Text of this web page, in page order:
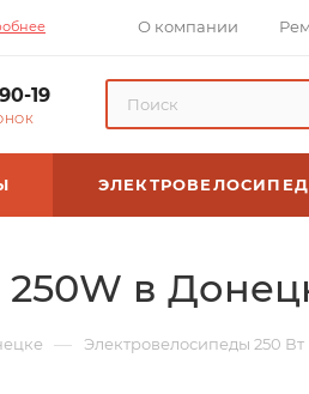
О компании
19
в
— Электровелосипеды 250 Вт